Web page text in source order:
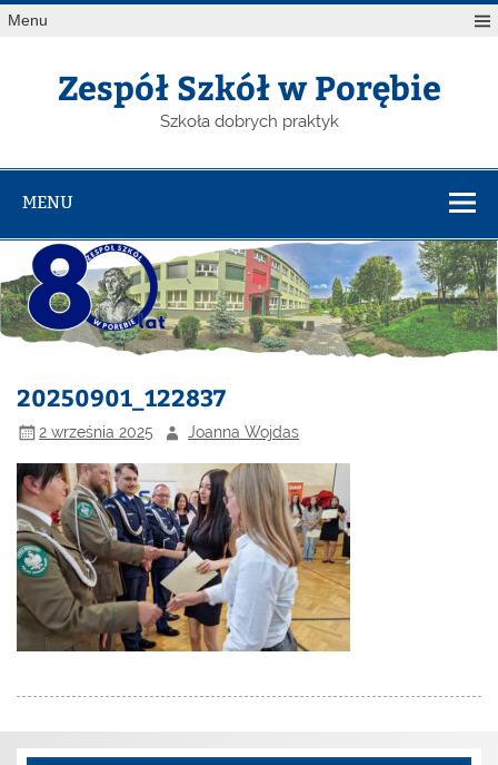
Menu
Zespół Szkół w Porębie
Szkoła dobrych praktyk
MENU
20250901_122837
2 września 2025 Joanna Wojdas